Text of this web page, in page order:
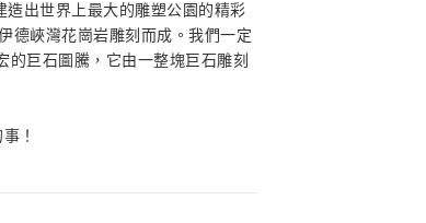
出世界上最大的雕塑公園的精彩
德峽灣花崗岩雕刻而成。我們一定
巨石圖騰，它由一整塊巨石雕刻
！